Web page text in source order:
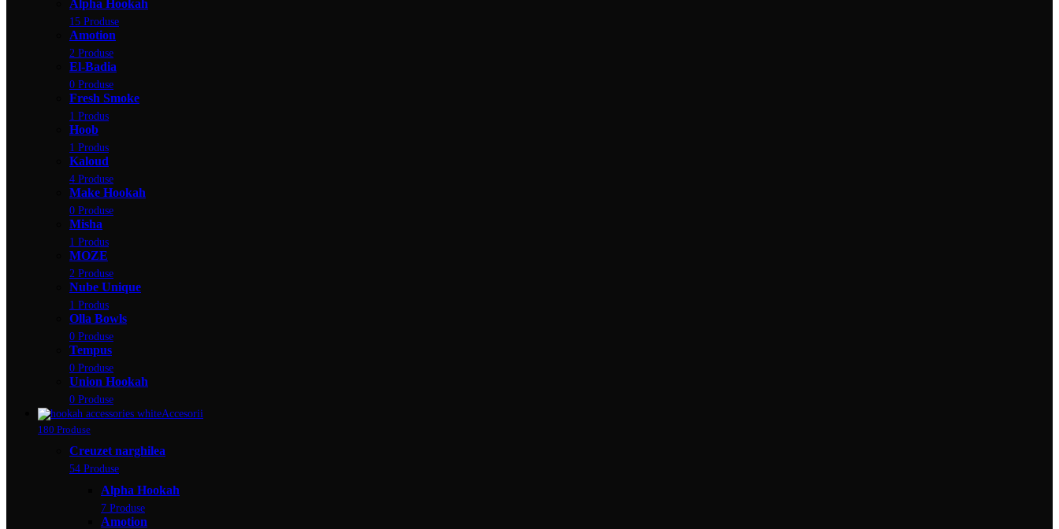
Alpha Hookah
15 Produse
Amotion
2 Produse
El-Badia
0 Produse
Fresh Smoke
1 Produs
Hoob
1 Produs
Kaloud
4 Produse
Make Hookah
0 Produse
Misha
1 Produs
MOZE
2 Produse
Nube Unique
1 Produs
Olla Bowls
0 Produse
Tempus
0 Produse
Union Hookah
0 Produse
Accesorii
180 Produse
Creuzet narghilea
54 Produse
Alpha Hookah
7 Produse
Amotion